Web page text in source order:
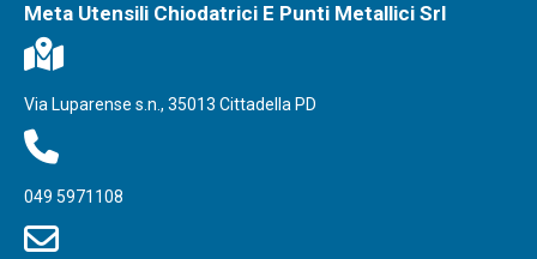
Meta Utensili Chiodatrici E Punti Metallici Srl
Via Luparense s.n., 35013 Cittadella PD
049 5971108